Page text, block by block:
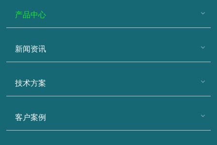
产品中心
新闻资讯
技术方案
客户案例